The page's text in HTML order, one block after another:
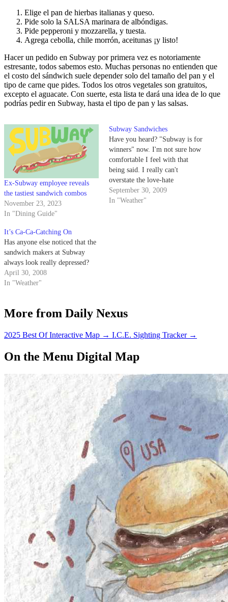
Elige el pan de hierbas italianas y queso.
Pide solo la SALSA marinara de albóndigas.
Pide pepperoni y mozzarella, y tuesta.
Agrega cebolla, chile morrón, aceitunas ¡y listo!
Hacer un pedido en Subway por primera vez es notoriamente
estresante, todos sabemos esto. Muchas personas no entienden que
el costo del sándwich suele depender solo del tamaño del pan y el
tipo de carne que pides. Todos los otros vegetales son gratuitos,
excepto el aguacate. Con suerte, esta lista te dará una idea de lo que
podrías pedir en Subway, hasta el tipo de pan y las salsas.
Ex-Subway employee reveals
the tastiest sandwich combos
November 23, 2023
In "Dining Guide"
Subway Sandwiches
Have you heard? "Subway is for
winners" now. I'm not sure how
comfortable I feel with that
being said. I really can't
overstate the love-hate
relationship I have with Subway.
September 30, 2009
In "Weather"
It’s Ca-Ca-Catching On
Has anyone else noticed that the
sandwich makers at Subway
always look really depressed?
April 30, 2008
In "Weather"
More from Daily Nexus
2025 Best Of Interactive Map → I.C.E. Sighting Tracker →
On the Menu Digital Map